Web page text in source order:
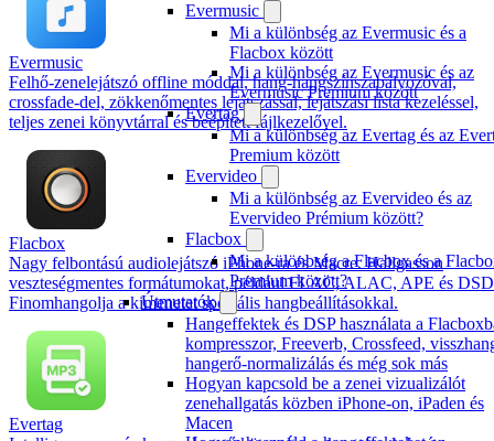
Evermusic
Mi a különbség az Evermusic és a
Flacbox között
Mi a különbség az Evermusic és az
Evermusic Premium között
Evertag
Mi a különbség az Evertag és az
Premium között
Evervideo
Mi a különbség az Evervideo és az
Evervideo Prémium között?
Flacbox
Mi a különbség a Flacbox és a
Premium között?
Útmutatók
Hangeffektek és DSP használata a
kompresszor, Freeverb, Crossfeed,
hangerő-normalizálás és még sok más
Hogyan kapcsold be a zenei vizualizálót
zenehallgatás közben iPhone-on, iPaden és
Macen
Evermusic
Felhő-zenelejátszó offline móddal, hang-hangszínszabályozóval,
crossfade-del, zökkenőmentes lejátszással, lejátszási lista kezeléssel,
teljes zenei könyvtárral és beépített fájlkezelővel.
Flacbox
Nagy felbontású audiolejátszó iPhone-ra és Macre. Hallgasson
veszteségmentes formátumokat, például FLAC, ALAC, APE és
Finomhangolja a kimenetet speciális hangbeállításokkal.
Evertag